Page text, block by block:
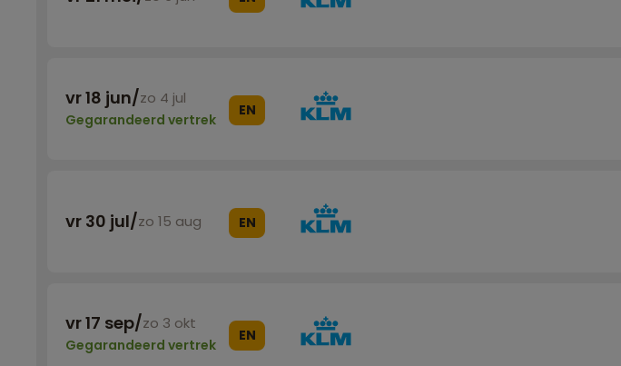
vr 18 jun/zo 4 jul
Gegarandeerd vertrek
EN
vr 30 jul/zo 15 aug EN
vr 17 sep/zo 3 okt
Gegarandeerd vertrek
EN